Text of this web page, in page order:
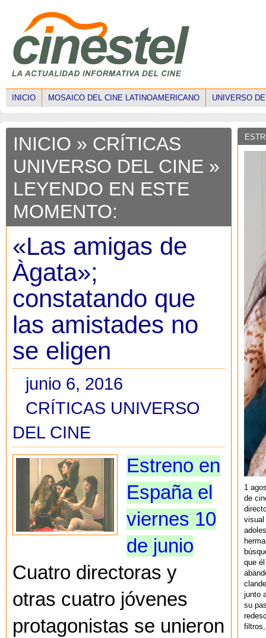
INICIO MOSAICO DEL CINE LATINOAMERICANO UNIVERSO
INICIO » CRÍTICAS
UNIVERSO DEL CINE »
LEYENDO EN ESTE
MOMENTO:
«Las amigas de
Àgata»;
constatando que
las amistades no
se eligen
junio 6, 2016
CRÍTICAS UNIVERSO
DEL CINE
Estreno en
España el
viernes 10
de junio
Cuatro directoras y
otras cuatro jóvenes
protagonistas se unieron
1
de
visual
que
junto
su
filtros,